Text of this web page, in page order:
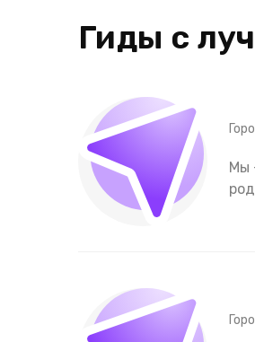
Гиды с
Мы